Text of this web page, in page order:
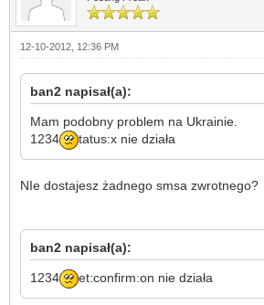
12-10-2012, 12:36 PM
ban2 napisał(a):
Mam podobny problem na Ukrainie.
1234
tatus:x nie działa
NIe dostajesz żadnego smsa zwrotnego?
ban2 napisał(a):
1234 et:confirm:on nie działa